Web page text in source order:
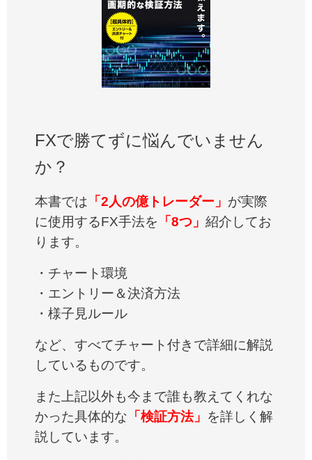
FXで勝てずに悩んでいません
か？
本書では 「2人の億トレーダー」 が実際
に使用するFX手法を 「8つ」 紹介してお
ります。
・チャート環境
・エントリー＆決済方法
・様子見ルール
など、すべてチャート付きで詳細に解説
しているものです。
また上記以外も今まで誰も教えてくれな
かった具体的な 「検証方法」 を詳しく解
説しています。